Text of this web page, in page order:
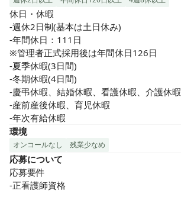
休日・休暇
-週休2日制(基本は土日休み)
-年間休日：111日
※管理者正式採用後は年間休日126日
-夏季休暇(3日間)
-冬期休暇(4日間)
-慶弔休暇、結婚休暇、看護休暇、介護休暇
-産前産後休暇、育児休暇
-年次有給休暇
環境
オンコールなし 残業少なめ
応募について
応募要件
-正看護師資格